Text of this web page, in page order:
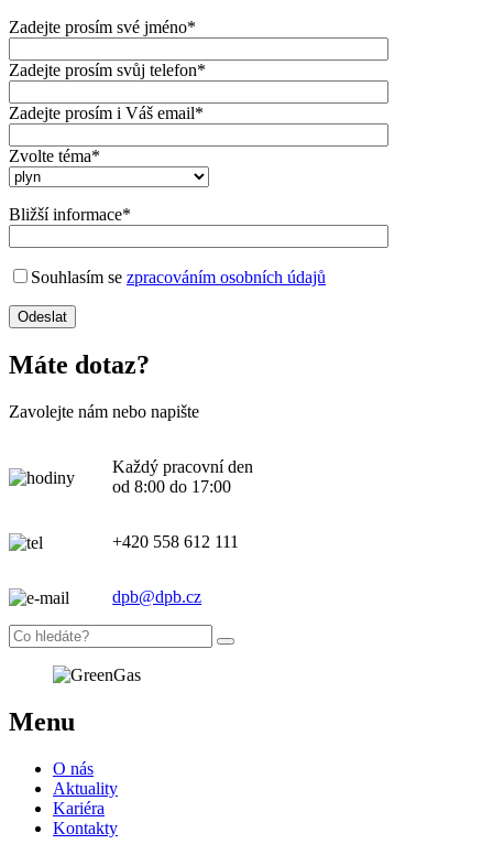
Zadejte prosím své jméno*
Zadejte prosím svůj telefon*
Zadejte prosím i Váš email*
Zvolte téma*
Bližší informace*
Souhlasím se zpracováním osobních údajů
Máte dotaz?
Zavolejte nám nebo napište
Každý pracovní den
od 8:00 do 17:00
+420 558 612 111
dpb@dpb.cz
Menu
O nás
Aktuality
Kariéra
Kontakty